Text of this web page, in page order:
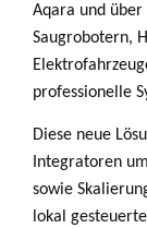
Aqara und
Saugrobotern,
professionelle
Diese neue
Integratoren
sowie
lokal